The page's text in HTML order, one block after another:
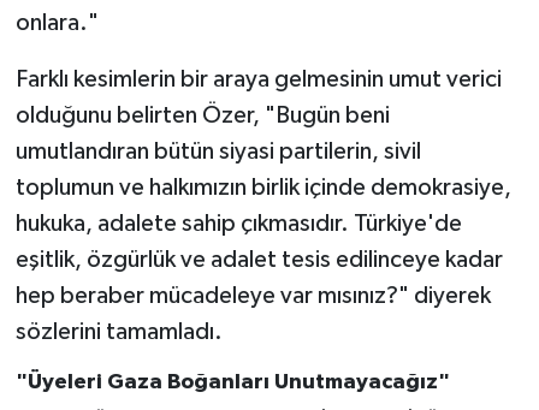
onlara."
Farklı kesimlerin bir araya gelmesinin umut verici
olduğunu belirten Özer, "Bugün beni
umutlandıran bütün siyasi partilerin, sivil
toplumun ve halkımızın birlik içinde demokrasiye,
hukuka, adalete sahip çıkmasıdır. Türkiye'de
eşitlik, özgürlük ve adalet tesis edilinceye kadar
hep beraber mücadeleye var mısınız?" diyerek
sözlerini tamamladı.
"Üyeleri Gaza Boğanları Unutmayacağız"